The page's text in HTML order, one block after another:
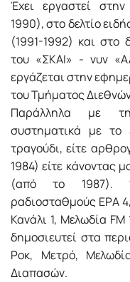
Έχει εργαστεί
1990), στο δελτίο
(1991-1992) και στο
του «ΣΚΑΙ» - νυν
εργάζεται στην
του Τμήματος
Παράλληλα με τη
συστηματικά με το
τραγούδι, είτε
1984) είτε κάνοντας
(από το 1987).
ραδιοσταθμούς ΕΡΑ
Κανάλι 1, Μελωδία
δημοσιευτεί στα
Ροκ, Μετρό,
Διαπασών.